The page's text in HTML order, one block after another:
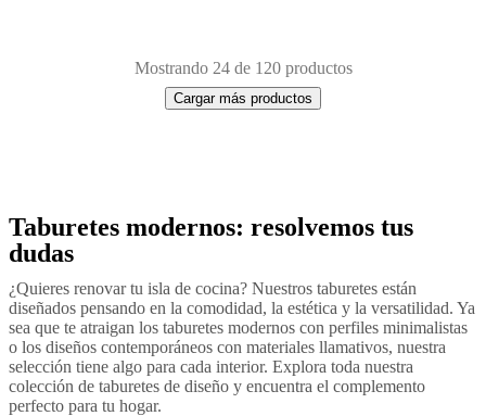
Mostrando 24 de 120 productos
Cargar más productos
Next
page
VerdeMarrónGrisNegroRojoBlancoGris
claro
Tela
metalDe
maderaLacaPielPlástico
Taburetes modernos: resolvemos tus
dudas
¿Quieres renovar tu isla de cocina? Nuestros taburetes están
diseñados pensando en la comodidad, la estética y la versatilidad. Ya
sea que te atraigan los taburetes modernos con perfiles minimalistas
o los diseños contemporáneos con materiales llamativos, nuestra
selección tiene algo para cada interior. Explora toda nuestra
colección de taburetes de diseño y encuentra el complemento
perfecto para tu hogar.